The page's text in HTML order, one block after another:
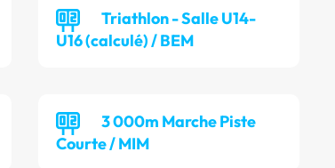
Triathlon - Salle U14-
U16 (calculé) / BEM
3 000m Marche Piste
Courte / MIM